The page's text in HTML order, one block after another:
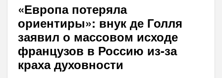
«Европа потеряла
ориентиры»: внук де Голля
заявил о массовом исходе
французов в Россию из-за
краха духовности